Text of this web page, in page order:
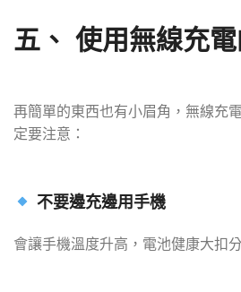
五、 使用無線充
再簡單的東西也有小眉角，無線充
定要注意：
不要邊充邊用手機
會讓手機溫度升高，電池健康大扣分